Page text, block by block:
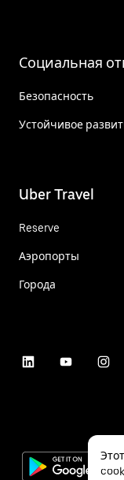
Социальная
Безопасность
Устойчивое
Uber Travel
Reserve
Аэропорты
Города